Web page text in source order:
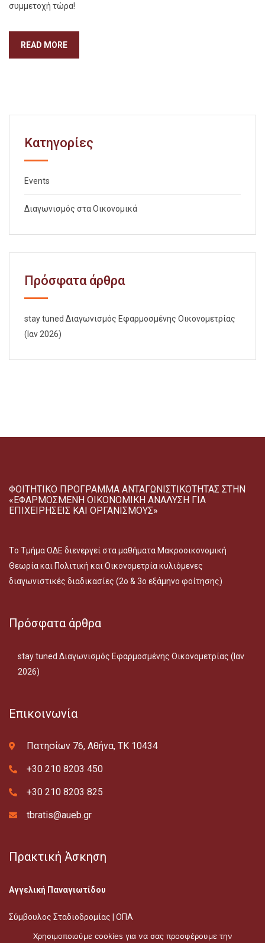
συμμετοχή τώρα!
READ MORE
Kατηγορίες
Events
Διαγωνισμός στα Οικονομικά
Πρόσφατα άρθρα
stay tuned Διαγωνισμός Εφαρμοσμένης Οικονομετρίας
(Ιαν 2026)
ΦΟΙΤΗΤΙΚΟ ΠΡΟΓΡΑΜΜΑ ΑΝΤΑΓΩΝΙΣΤΙΚΟΤΗΤΑΣ ΣΤΗΝ
«ΕΦΑΡΜΟΣΜΕΝΗ ΟΙΚΟΝΟΜΙΚΗ ΑΝΑΛΥΣΗ ΓΙΑ
ΕΠΙΧΕΙΡΗΣΕΙΣ ΚΑΙ ΟΡΓΑΝΙΣΜΟΥΣ»
Tο Τμήμα ΟΔΕ διενεργεί στα μαθήματα Μακροοικονομική
Θεωρία και Πολιτική και Οικονομετρία κυλιόμενες
διαγωνιστικές διαδικασίες (2ο & 3ο εξάμηνο φοίτησης)
Πρόσφατα άρθρα
stay tuned Διαγωνισμός Εφαρμοσμένης Οικονομετρίας (Ιαν
2026)
Επικοινωνία
Πατησίων 76, Αθήνα, ΤΚ 10434
+30 210 8203 450
+30 210 8203 825
tbratis@aueb.gr
Πρακτική Άσκηση
Αγγελική Παναγιωτίδου
Σύμβουλος Σταδιοδρομίας | ΟΠΑ
E-mail: apan@aueb.gr
Χρησιμοποιούμε cookies για να σας προσφέρουμε την